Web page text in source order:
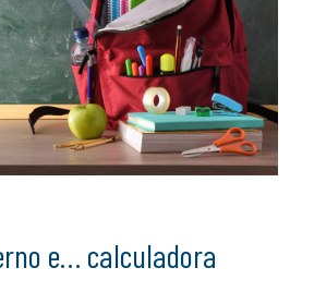
e… calculadora